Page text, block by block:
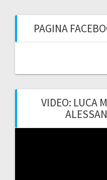
PAGINA
VIDEO: LUCA